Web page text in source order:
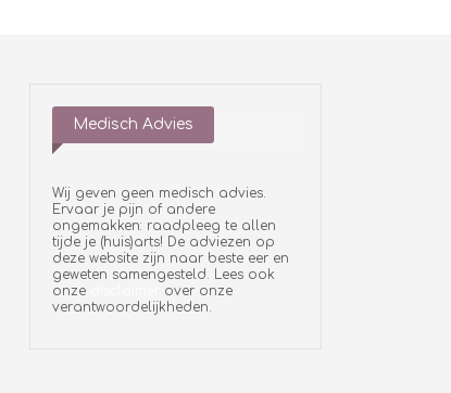
Medisch Advies
Wij geven geen medisch advies.
Ervaar je pijn of andere
ongemakken: raadpleeg te allen
tijde je (huis)arts! De adviezen op
deze website zijn naar beste eer en
geweten samengesteld. Lees ook
onze
over onze
verantwoordelijkheden.